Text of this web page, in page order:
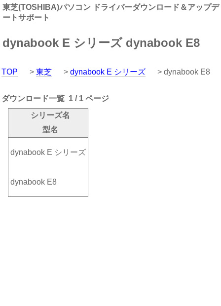
東芝(TOSHIBA)パソコン ドライバーダウンロード＆アップデ
ートサポート
dynabook E シリーズ dynabook E8
TOP > 東芝 > dynabook E シリーズ > dynabook E8
ダウンロード一覧 1 / 1 ページ
シリーズ名
型名
dynabook E シリーズ
dynabook E8